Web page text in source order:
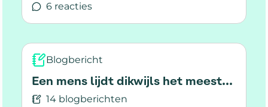
6 reacties
Lees meer over corona vaccinatie.
Blogbericht
Een mens lijdt dikwijls het meest...
14 blogberichten